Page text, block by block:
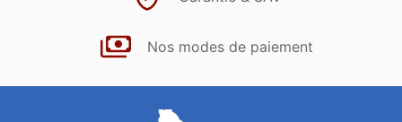
Nos modes de paiement